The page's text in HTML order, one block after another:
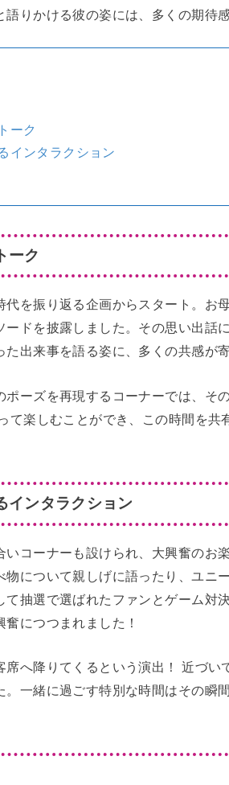
りかける彼の姿には、多くの期待
ーク
インタラクション
ーク
を振り返る企画からスタート。お
ードを披露しました。その思い出話
出来事を語る姿に、多くの共感が
ポーズを再現するコーナーでは、そ
て楽しむことができ、この時間を共
インタラクション
いコーナーも設けられ、大興奮のお
について親しげに語ったり、ユニ
て抽選で選ばれたファンとゲーム対
につつまれました！
席へ降りてくるという演出！ 近づい
。一緒に過ごす特別な時間はその瞬